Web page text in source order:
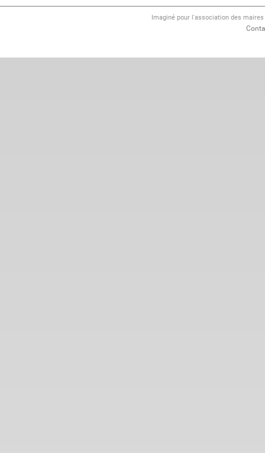
Imaginé pour l'association des